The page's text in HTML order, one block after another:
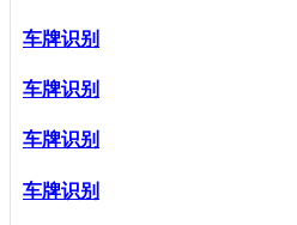
车牌识别
车牌识别
车牌识别
车牌识别